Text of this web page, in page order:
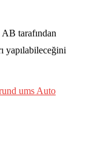
tarafından
yapılabileceğini